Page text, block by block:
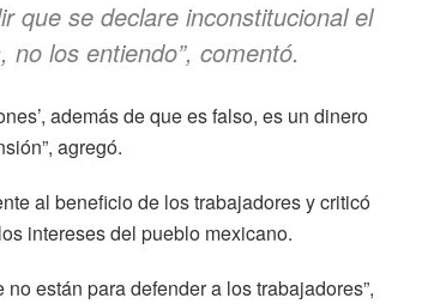
que se declare inconstitucional el
los entiendo”, comentó.
además de que es falso, es un dinero
agregó.
al beneficio de los trabajadores y criticó
intereses del pueblo mexicano.
están para defender a los trabajadores”,